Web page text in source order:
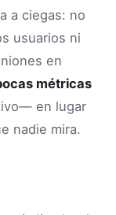
a ciegas: no
usuarios ni
en
métricas
en lugar
nadie mira.